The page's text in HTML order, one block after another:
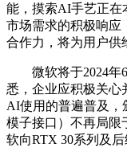
能，摸索AI手艺正在
市场需求的积极响应
合作力，将为用户供
微软将于2024年6
悉，企业应积极关心
AI使用的普遍普及，
模子接口）不再局限
软向RTX 30系列及